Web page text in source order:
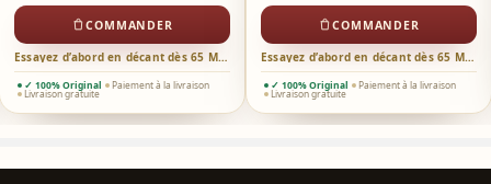
COMMANDER
Essayez d’abord en décant dès 65 MAD →
✓ 100% Original Paiement à la livraison
Livraison gratuite
COMMANDER
Essayez d’abord en décant dès 65 MAD →
✓ 100% Original Paiement à la livraison
Livraison gratuite